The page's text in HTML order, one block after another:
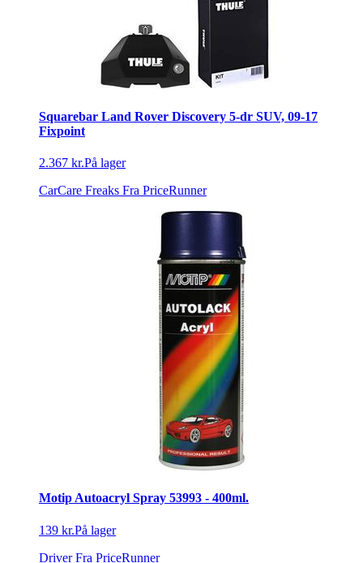
Squarebar Land Rover Discovery 5-dr SUV, 09-17
Fixpoint
2.367 kr.På lager
CarCare Freaks Fra PriceRunner
Motip Autoacryl Spray 53993 - 400ml.
139 kr.På lager
Driver Fra PriceRunner